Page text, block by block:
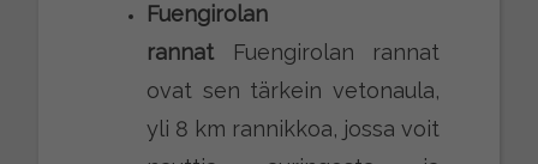
Fuengirolan
rannat
Fuengirolan rannat
ovat sen tärkein vetonaula,
yli 8 km rannikkoa, jossa voit